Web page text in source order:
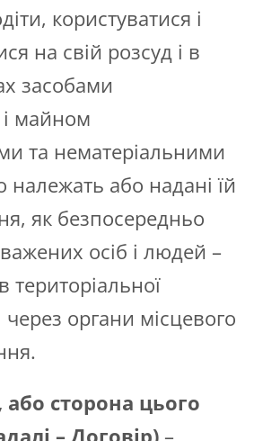
користуватися і
на свій розсуд і в
засобами
майном
та нематеріальними
або надані їй
як безпосередньо
осіб і людей –
територіальної
через органи місцевого
сторона цього